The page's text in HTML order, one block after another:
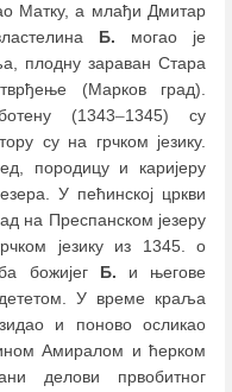
Матку, а млађи Дмитар
Б. могао је
плодну зараван Стара
(Марков град).
(1343–1345) су
су на грчком језику.
породицу и каријеру
У пећинској цркви
на Преспанском језеру
језику из 1345. о
божијег Б. и његове
дететом. У време краља
и поново осликао
Амиралом и ћерком
делови првобитног